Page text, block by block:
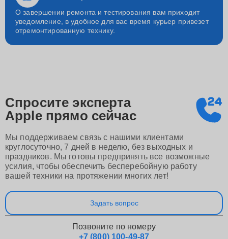
О завершении ремонта и тестирования вам приходит
уведомление, в удобное для вас время курьер привезет
отремонтированную технику.
Спросите эксперта
Apple прямо сейчас
Мы поддерживаем связь с нашими клиентами
круглосуточно, 7 дней в неделю, без выходных и
праздников. Мы готовы предпринять все возможные
усилия, чтобы обеспечить бесперебойную работу
вашей техники на протяжении многих лет!
Задать вопрос
Позвоните по номеру
+7 (800) 100-49-87